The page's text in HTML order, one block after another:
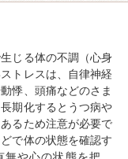
じる体の不調（心身
トレスは、自律神経
悸、頭痛などのさま
期化するとうつ病や
るため注意が必要で
で体の状態を確認す